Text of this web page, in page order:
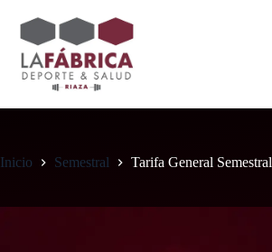
contenido
Inicio Semestral Tarifa General Semestral